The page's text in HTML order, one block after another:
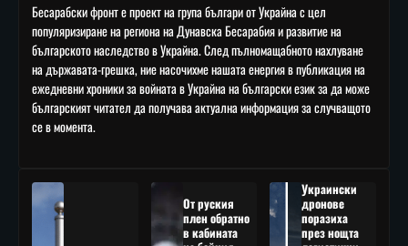
Бесарабски фронт е проект на група българи от Украйна с цел
популяризиране на региона на Дунавска Бесарабия и развитие на
българското наследство в Украйна. След пълномащабното нахлуване
на държавата-грешка, ние насочихме нашата енергия в публикация на
ежедневни хроники за войната в Украйна на български език за да може
българският читател да получава актуална информация за случващото
се в момента.
От руския
плен обратно
в кабината
Украински
дронове
поразиха
през нощта